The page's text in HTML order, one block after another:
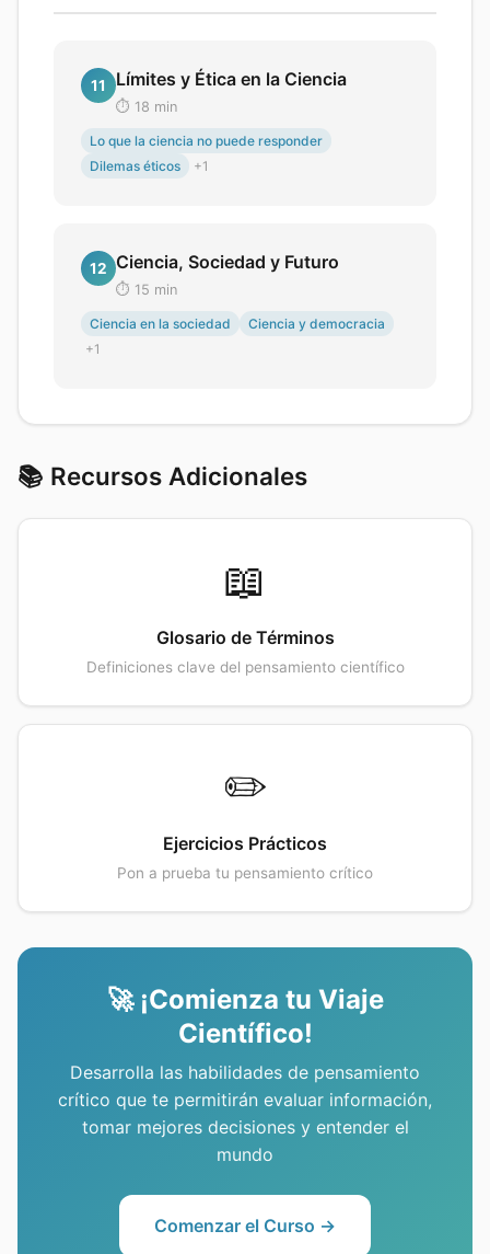
11 Límites y Ética en la Ciencia
⏱️ 18 min
Lo que la ciencia no puede responder
Dilemas éticos
+1
12 Ciencia, Sociedad y Futuro
⏱️ 15 min
Ciencia en la sociedad
Ciencia y democracia
+1
📚 Recursos Adicionales
📖
Glosario de Términos
Definiciones clave del pensamiento científico
✏️
Ejercicios Prácticos
Pon a prueba tu pensamiento crítico
🚀 ¡Comienza tu Viaje
Científico!
Desarrolla las habilidades de pensamiento
crítico que te permitirán evaluar información,
tomar mejores decisiones y entender el
mundo
Comenzar el Curso →